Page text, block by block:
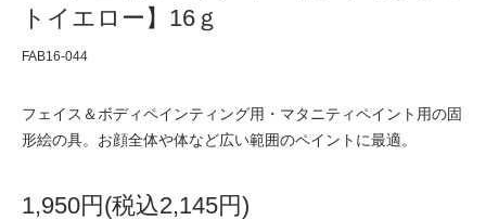
トイエロー】16ｇ
FAB16-044
フェイス＆ボディペインティング用・マタニティペイント用の固
形絵の具。お顔全体や体など広い範囲のペイントに最適。
1,950円(税込2,145円)